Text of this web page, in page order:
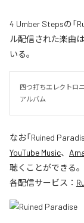
4 Umber Stepsの「
ル配信された楽曲は
いる。
四つ打ちエレクトロ
アルバム
なお「Ruined
YouTube Music、
聴くことができる。
各配信サービス：